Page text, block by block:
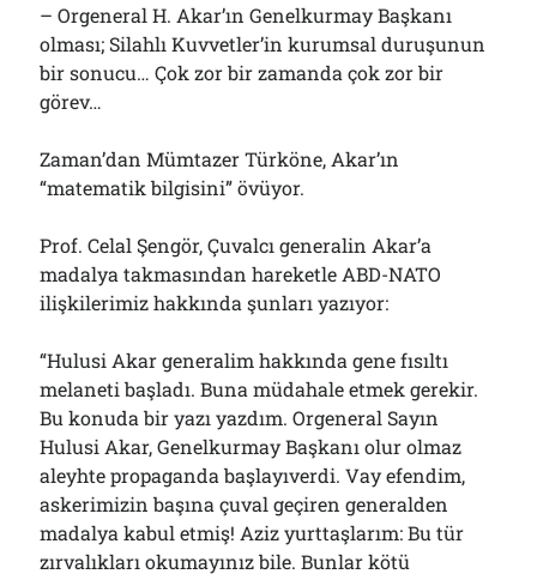
– Orgeneral H. Akar’ın Genelkurmay Başkanı
olması; Silahlı Kuvvetler’in kurumsal duruşunun
bir sonucu… Çok zor bir zamanda çok zor bir
görev…
Zaman’dan Mümtazer Türköne, Akar’ın
“matematik bilgisini” övüyor.
Prof. Celal Şengör, Çuvalcı generalin Akar’a
madalya takmasından hareketle ABD-NATO
ilişkilerimiz hakkında şunları yazıyor:
“Hulusi Akar generalim hakkında gene fısıltı
melaneti başladı. Buna müdahale etmek gerekir.
Bu konuda bir yazı yazdım. Orgeneral Sayın
Hulusi Akar, Genelkurmay Başkanı olur olmaz
aleyhte propaganda başlayıverdi. Vay efendim,
askerimizin başına çuval geçiren generalden
madalya kabul etmiş! Aziz yurttaşlarım: Bu tür
zırvalıkları okumayınız bile. Bunlar kötü